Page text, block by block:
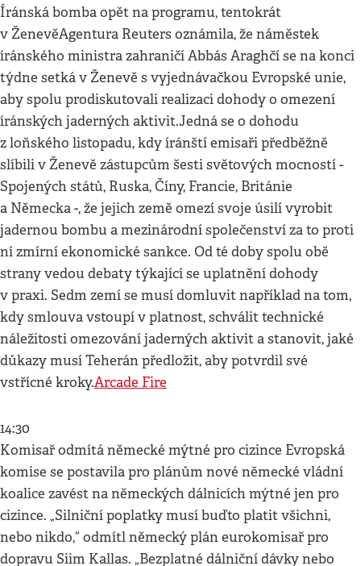
Íránská bomba opět na programu, tentokrát
v ŽenevěAgentura Reuters oznámila, že náměstek
íránského ministra zahraničí Abbás Araghčí se na konci
týdne setká v Ženevě s vyjednávačkou Evropské unie,
aby spolu prodiskutovali realizaci dohody o omezení
íránských jaderných aktivit.Jedná se o dohodu
z loňského listopadu, kdy íránští emisaři předběžně
slíbili v Ženevě zástupcům šesti světových mocností -
Spojených států, Ruska, Číny, Francie, Británie
a Německa -, že jejich země omezí svoje úsilí vyrobit
jadernou bombu a mezinárodní společenství za to proti
ní zmírní ekonomické sankce. Od té doby spolu obě
strany vedou debaty týkající se uplatnění dohody
v praxi. Sedm zemí se musí domluvit například na tom,
kdy smlouva vstoupí v platnost, schválit technické
náležitosti omezování jaderných aktivit a stanovit, jaké
důkazy musí Teherán předložit, aby potvrdil své
vstřícné kroky.Arcade Fire
14:30
Komisař odmítá německé mýtné pro cizince Evropská
komise se postavila pro plánům nové německé vládní
koalice zavést na německých dálnicích mýtné jen pro
cizince. „Silniční poplatky musí buďto platit všichni,
nebo nikdo,“ odmítl německý plán eurokomisař pro
dopravu Siim Kallas. „Bezplatné dálniční dávky nebo